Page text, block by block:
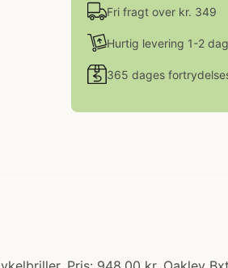
Fri fragt over kr. 349
Hurtig levering 1-2
365 dages